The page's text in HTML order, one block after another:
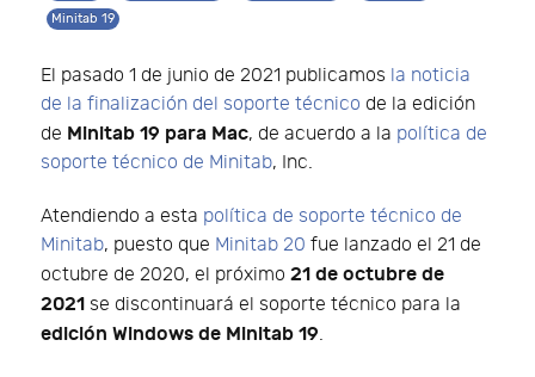
Minitab 19
El pasado 1 de junio de 2021 publicamos la noticia
de la finalización del soporte técnico de la edición
de Minitab 19 para Mac, de acuerdo a la política de
soporte técnico de Minitab, Inc.
Atendiendo a esta política de soporte técnico de
Minitab, puesto que Minitab 20 fue lanzado el 21 de
octubre de 2020, el próximo 21 de octubre de
2021 se discontinuará el soporte técnico para la
edición Windows de Minitab 19.